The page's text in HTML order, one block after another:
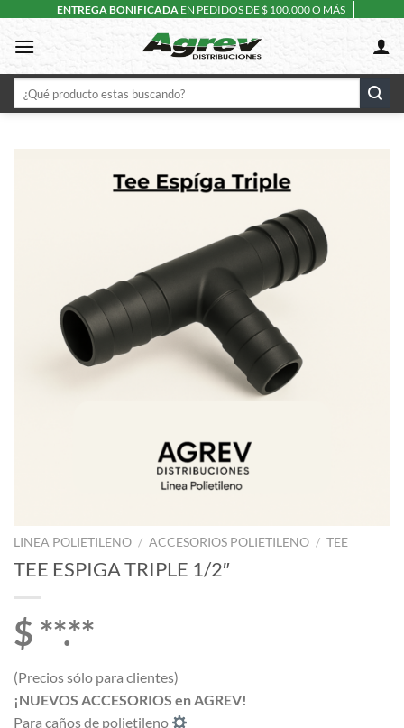
content
ENTREGA BONIFICADA EN PEDIDOS DE $ 100.000 O MÁS
Buscar
por:
LINEA POLIETILENO / ACCESORIOS POLIETILENO / TEE
TEE ESPIGA TRIPLE 1/2″
$ **.**
(Precios sólo para clientes)
¡NUEVOS ACCESORIOS en AGREV!
Para caños de polietileno